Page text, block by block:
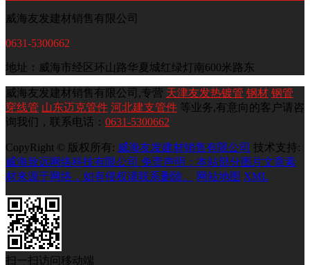
威海友发建材销售有限公司
0631-5300662
地址：威海市经区环山路华夏城红绿灯南600米路东
威海友发建材销售有限公司,专营 天津友发热镀管 钢材 钢管
穿线管 山东迈克管件 河北建支管件 等业务,有意向的客户请咨
询我们，联系电话： 0631-5300662
CopyRight © 版权所有: 威海友发建材销售有限公司 技术支持:
威海致远网络科技有限公司 免责声明：本站部分图片文章素
材来源于网络，如有侵权请联系删除。
网站地图 XML
扫一扫访问移动端